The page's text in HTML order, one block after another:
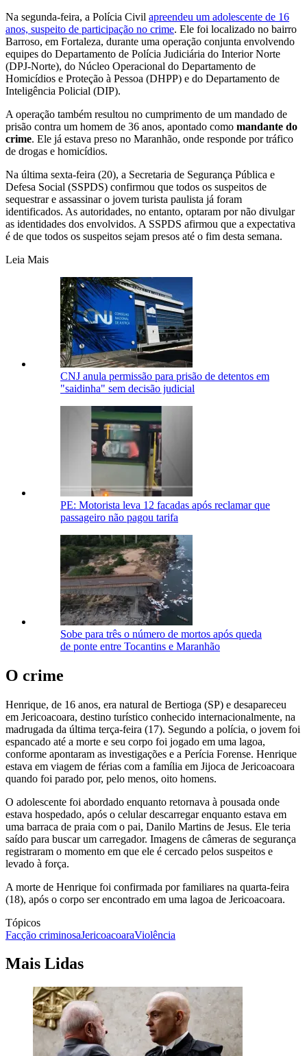
Na segunda-feira, a Polícia Civil apreendeu um adolescente de 16
anos, suspeito de participação no crime. Ele foi localizado no bairro
Barroso, em Fortaleza, durante uma operação conjunta envolvendo
equipes do Departamento de Polícia Judiciária do Interior Norte
(DPJ-Norte), do Núcleo Operacional do Departamento de
Homicídios e Proteção à Pessoa (DHPP) e do Departamento de
Inteligência Policial (DIP).
A operação também resultou no cumprimento de um mandado de
prisão contra um homem de 36 anos, apontado como mandante do
crime. Ele já estava preso no Maranhão, onde responde por tráfico
de drogas e homicídios.
Na última sexta-feira (20), a Secretaria de Segurança Pública e
Defesa Social (SSPDS) confirmou que todos os suspeitos de
sequestrar e assassinar o jovem turista paulista já foram
identificados. As autoridades, no entanto, optaram por não divulgar
as identidades dos envolvidos. A SSPDS afirmou que a expectativa
é de que todos os suspeitos sejam presos até o fim desta semana.
Leia Mais
CNJ anula permissão para prisão de detentos em
"saidinha" sem decisão judicial
PE: Motorista leva 12 facadas após reclamar que
passageiro não pagou tarifa
Sobe para três o número de mortos após queda
de ponte entre Tocantins e Maranhão
O crime
Henrique, de 16 anos, era natural de Bertioga (SP) e desapareceu
em Jericoacoara, destino turístico conhecido internacionalmente, na
madrugada da última terça-feira (17). Segundo a polícia, o jovem foi
espancado até a morte e seu corpo foi jogado em uma lagoa,
conforme apontaram as investigações e a Perícia Forense. Henrique
estava em viagem de férias com a família em Jijoca de Jericoacoara
quando foi parado por, pelo menos, oito homens.
O adolescente foi abordado enquanto retornava à pousada onde
estava hospedado, após o celular descarregar enquanto estava em
uma barraca de praia com o pai, Danilo Martins de Jesus. Ele teria
saído para buscar um carregador. Imagens de câmeras de segurança
registraram o momento em que ele é cercado pelos suspeitos e
levado à força.
A morte de Henrique foi confirmada por familiares na quarta-feira
(18), após o corpo ser encontrado em uma lagoa de Jericoacoara.
Tópicos
Facção criminosaJericoacoaraViolência
Mais Lidas